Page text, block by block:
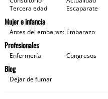
Tercera edad
Escaparate
Mujer e infancia
Antes del embarazo Embarazo
Profesionales
Enfermería Congresos
Blog
Dejar de fumar